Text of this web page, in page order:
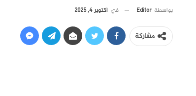
بواسطة Editor في أكتوبر 4, 2025
مشاركة